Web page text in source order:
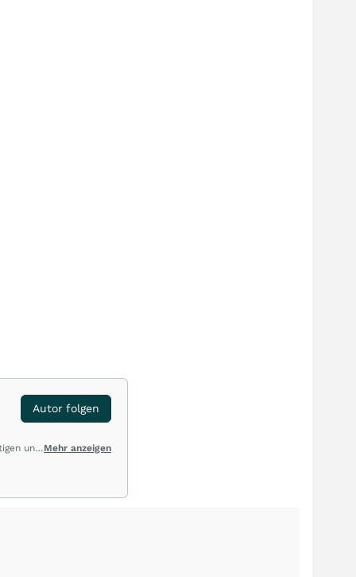
Autor folgen
Mehr anzeigen
und